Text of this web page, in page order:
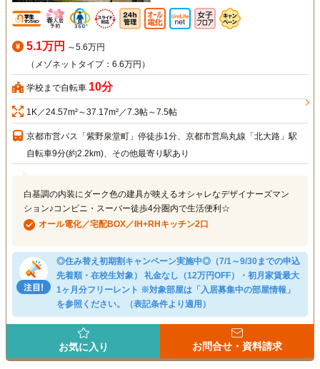
5.1万円 ～5.6万円
（メゾネットタイプ：6.6万円）
学校まで自転車 10分
1K／24.57m²～37.17m²／7.3帖～7.5帖
京都市営バス「紫野泉堂町」停徒歩1分、京都市営烏丸線「北大路」駅
自転車9分(約2.2km)、その他最寄り駅あり
白基調の内装にダーク色の建具が映えるオシャレなデザイナーズマン
ション♪コンビニ・スーパー徒歩4分圏内で生活便利☆
オール電化／宅配BOX／IH+RHキッチン2口
◎住み替え初期割キャンペーン実施中◎（7/1～9/30までの申込
先着順・在校生対象） 礼金なし（12万円OFF）・初月家賃最大
1ヶ月分フリーレント ※対象部屋は「入居募集中の部屋情報」
を参照ください。（表記条件より適用）
お気に入り お問合せ・資料請求